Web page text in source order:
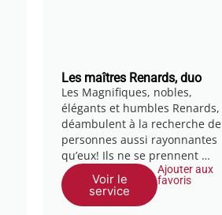
Les maîtres Renards, duo
Les Magnifiques, nobles,
élégants et humbles Renards,
déambulent à la recherche de
personnes aussi rayonnantes
qu’eux! Ils ne se prennent …
Voir le
service
Ajouter aux
favoris